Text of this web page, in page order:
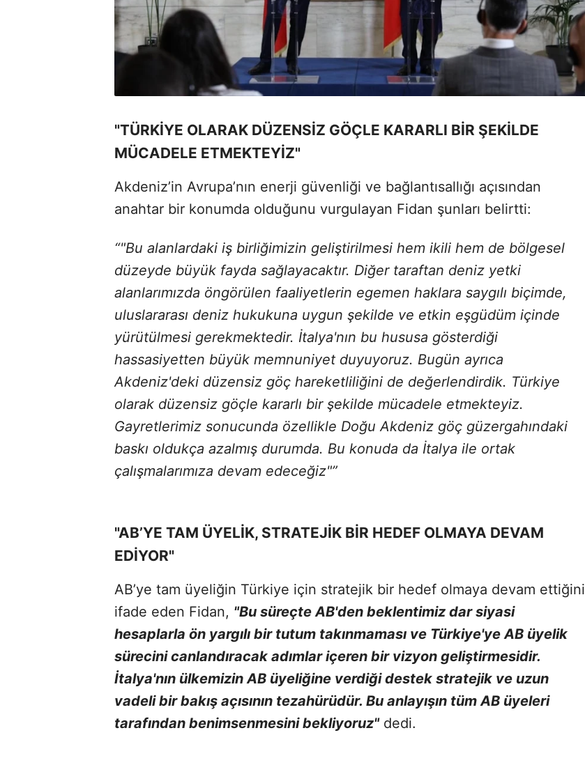
"TÜRKİYE OLARAK DÜZENSİZ GÖÇLE KARARLI BİR ŞEKİLDE
MÜCADELE ETMEKTEYİZ"
Akdeniz’in Avrupa’nın enerji güvenliği ve bağlantısallığı açısından
anahtar bir konumda olduğunu vurgulayan Fidan şunları belirtti:
“"Bu alanlardaki iş birliğimizin geliştirilmesi hem ikili hem de bölgesel
düzeyde büyük fayda sağlayacaktır. Diğer taraftan deniz yetki
alanlarımızda öngörülen faaliyetlerin egemen haklara saygılı biçimde,
uluslararası deniz hukukuna uygun şekilde ve etkin eşgüdüm içinde
yürütülmesi gerekmektedir. İtalya'nın bu hususa gösterdiği
hassasiyetten büyük memnuniyet duyuyoruz. Bugün ayrıca
Akdeniz'deki düzensiz göç hareketliliğini de değerlendirdik. Türkiye
olarak düzensiz göçle kararlı bir şekilde mücadele etmekteyiz.
Gayretlerimiz sonucunda özellikle Doğu Akdeniz göç güzergahındaki
baskı oldukça azalmış durumda. Bu konuda da İtalya ile ortak
çalışmalarımıza devam edeceğiz"”
"AB’YE TAM ÜYELİK, STRATEJİK BİR HEDEF OLMAYA DEVAM
EDİYOR"
AB’ye tam üyeliğin Türkiye için stratejik bir hedef olmaya devam ettiğini
ifade eden Fidan, "Bu süreçte AB'den beklentimiz dar siyasi
hesaplarla ön yargılı bir tutum takınmaması ve Türkiye'ye AB üyelik
sürecini canlandıracak adımlar içeren bir vizyon geliştirmesidir.
İtalya'nın ülkemizin AB üyeliğine verdiği destek stratejik ve uzun
vadeli bir bakış açısının tezahürüdür. Bu anlayışın tüm AB üyeleri
tarafından benimsenmesini bekliyoruz"dedi.